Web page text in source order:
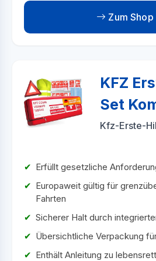
Zum Shop
KFZ
Set
Kfz-Erste-
Erfüllt gesetzliche
Europaweit gültig für
Fahrten
Sicherer Halt durch
Übersichtliche Verpackung
Enthält Anleitung zu